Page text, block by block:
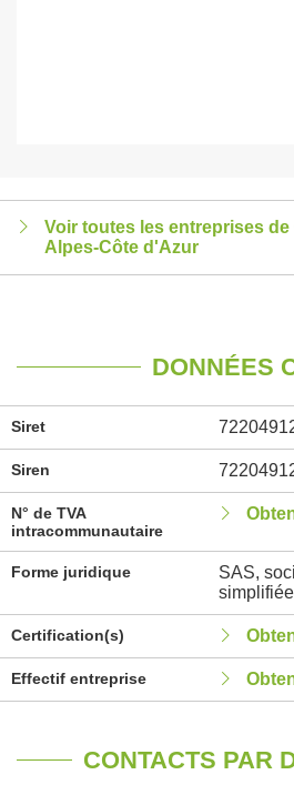
Voir toutes les entreprises
Alpes-Côte d'Azur
DONNÉES
Siret
Siren
N° de TVA
intracommunautaire
Forme juridique
SAS,
simplifiée
Certification(s)
Effectif entreprise
CONTACTS PAR